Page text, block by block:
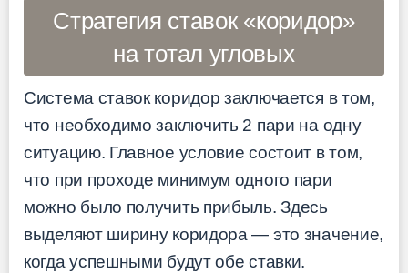
Стратегия ставок «коридор»
на тотал угловых
Система ставок коридор заключается в том,
что необходимо заключить 2 пари на одну
ситуацию. Главное условие состоит в том,
что при проходе минимум одного пари
можно было получить прибыль. Здесь
выделяют ширину коридора — это значение,
когда успешными будут обе ставки.